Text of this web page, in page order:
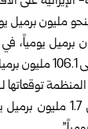
عند 1.2 مليون برميل
توقعاتها
خلال عام 2027 إلى